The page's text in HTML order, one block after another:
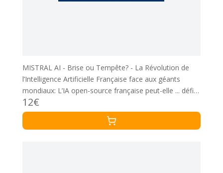
MISTRAL AI - Brise ou Tempête? - La Révolution de
l’Intelligence Artificielle Française face aux géants
mondiaux: L’IA open-source française peut-elle ... défi
colossal pour la souveraineté européenne
12€